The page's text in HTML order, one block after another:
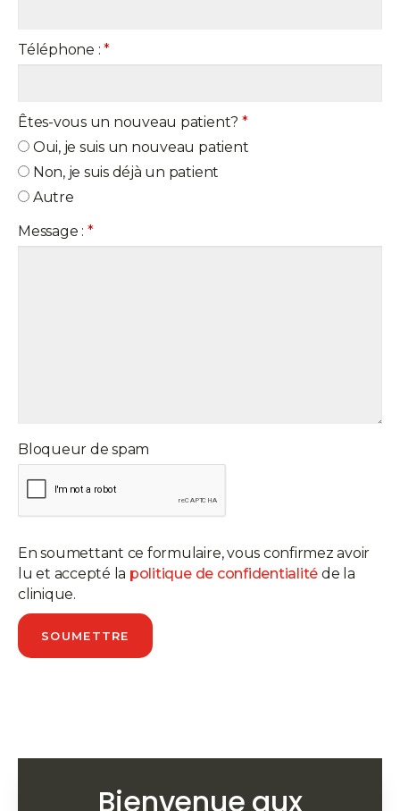
Téléphone :*
Êtes-vous un nouveau patient? *
Oui, je suis un nouveau patient
Non, je suis déjà un patient
Autre
Message : *
Bloqueur de spam
En soumettant ce formulaire, vous confirmez avoir
lu et accepté la politique de confidentialité de la
clinique.
Bienvenue aux